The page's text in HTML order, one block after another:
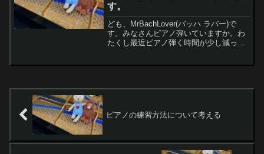
す。
ども、MrBachLover(バッハ ラバー)で
す。みなさんピアノ弾いていますか。わ
たくし最近ピアノ弾く時間が少し減って
ピアノの練習方法について考える